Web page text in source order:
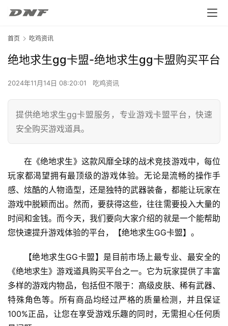
首页 吃鸡资讯
绝地求生gg卡盟-绝地求生gg卡盟购买平台
2024年11月14日 08:20:01 吃鸡资讯
提供绝地求生gg卡盟服务，专业游戏卡盟平台，快速
安全购买游戏道具。
在《绝地求生》这款风靡全球的战术竞技游戏中，每位
玩家都渴望拥有最顶级的游戏体验。无论是流畅的操作手
感、炫酷的人物造型，还是独特的武器装备，都能让玩家在
游戏中脱颖而出。然而，要获得这些，往往需要投入大量的
时间和金钱。而今天，我们要向大家介绍的就是一个能帮助
您快速提升游戏体验的平台，【绝地求生GG卡盟】。
【绝地求生GG卡盟】是目前市场上最专业、最安全的
《绝地求生》游戏道具购买平台之一。它为玩家提供了丰富
多样的游戏内物品，包括但不限于：高级皮肤、稀有武器、
特殊角色等。所有商品均经过严格的质量检测，并且保证
100%正品，让您在享受游戏乐趣的同时，无需担心任何质